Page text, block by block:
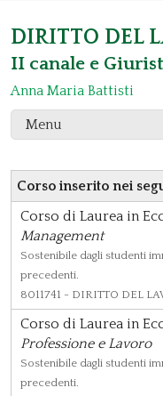
DIRITTO DEL
II canale e
Anna Maria Battisti
Menu
Corso inserito nei
Corso di Laurea in
Management
Sostenibile dagli studenti
precedenti.
8011741 - DIRITTO DEL
Corso di Laurea in
Professione e Lavoro
Sostenibile dagli studenti
precedenti.